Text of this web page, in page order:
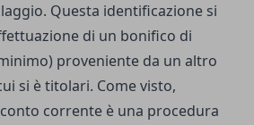
Questa identificazione si
di un bonifico di
proveniente da un altro
si è titolari. Come visto,
corrente è una procedura